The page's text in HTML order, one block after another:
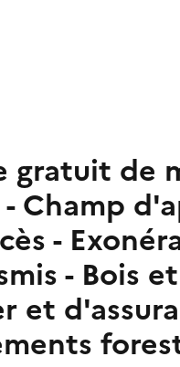
gratuit de
Champ
-
- Bois
et